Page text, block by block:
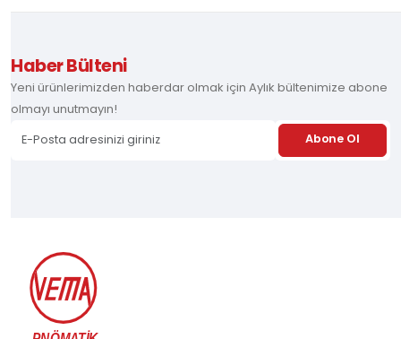
Haber Bülteni
Yeni ürünlerimizden haberdar olmak için Aylık bültenimize abone
olmayı unutmayın!
Abone Ol